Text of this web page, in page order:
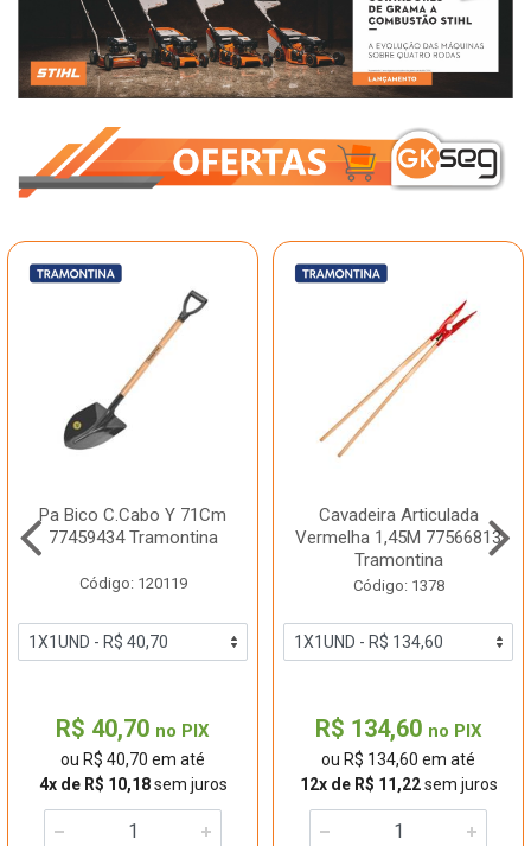
Pa Bico C.Cabo Y 71Cm
77459434 Tramontina
Código: 120119
R$ 40,70 no PIX
ou R$ 40,70 em até
4x de R$ 10,18sem juros
Cavadeira Articulada
Vermelha 1,45M 77566813
Tramontina
Código: 1378
R$ 134,60 no PIX
ou R$ 134,60 em até
12x de R$ 11,22sem juros